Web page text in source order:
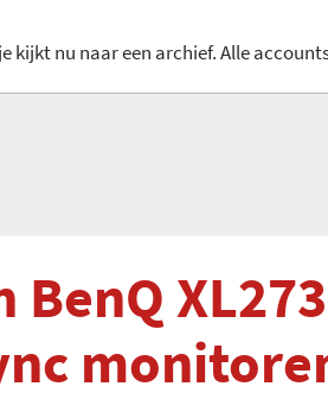
kijkt nu naar een archief. Alle
BenQ